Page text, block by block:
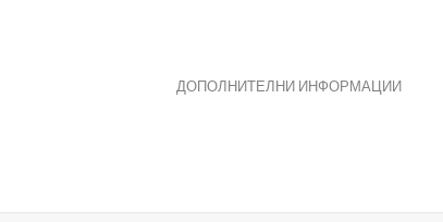
ДОПОЛНИТЕЛНИ ИНФОРМАЦИИ